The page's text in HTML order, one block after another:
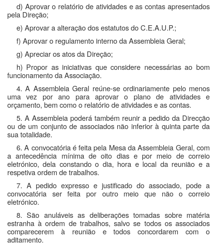
d) Aprovar o relatório de atividades e as contas apresentados
pela Direção;
e) Aprovar a alteração dos estatutos do C.E.A.U.P.;
f) Aprovar o regulamento interno da Assembleia Geral;
g) Apreciar os atos da Direção;
h) Propor as iniciativas que considere necessárias ao bom
funcionamento da Associação.
4. A Assembleia Geral reúne-se ordinariamente pelo menos
uma vez por ano para aprovar o plano de atividades e
orçamento, bem como o relatório de atividades e as contas.
5. A Assembleia poderá também reunir a pedido da Direcção
ou de um conjunto de associados não inferior à quinta parte da
sua totalidade.
6. A convocatória é feita pela Mesa da Assembleia Geral, com
a antecedência mínima de oito dias e por meio de correio
eletrónico, dela constando o dia, hora e local da reunião e a
respetiva ordem de trabalhos.
7. A pedido expresso e justificado do associado, pode a
convocatória ser feita por outro meio que não o correio
eletrónico.
8. São anuláveis as deliberações tomadas sobre matéria
estranha à ordem de trabalhos, salvo se todos os associados
comparecerem à reunião e todos concordarem com o
aditamento.